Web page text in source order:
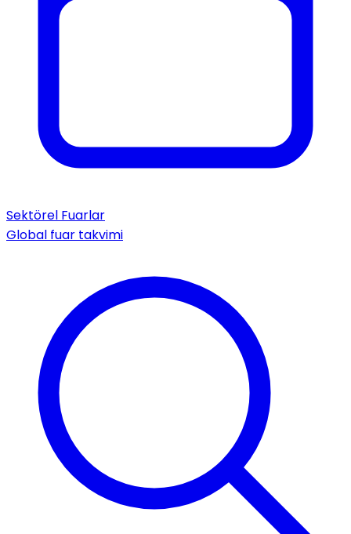
Sektörel Fuarlar
Global fuar takvimi